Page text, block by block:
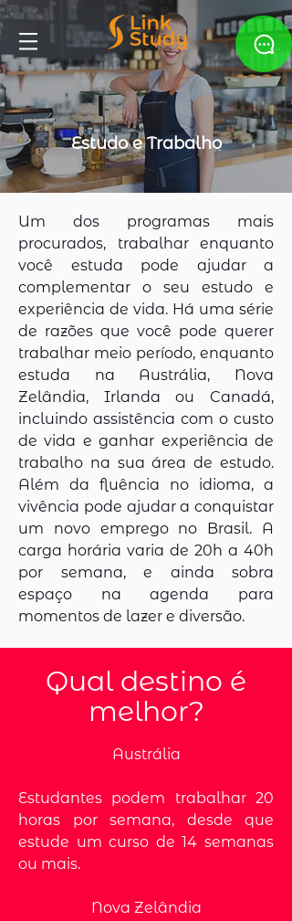
Estudo e Trabalho
Um dos programas mais
procurados, trabalhar enquanto
você estuda pode ajudar a
complementar o seu estudo e
experiência de vida. Há uma série
de razões que você pode querer
trabalhar meio período, enquanto
estuda na Austrália, Nova
Zelândia, Irlanda ou Canadá,
incluindo assistência com o custo
de vida e ganhar experiência de
trabalho na sua área de estudo.
Além da fluência no idioma, a
vivência pode ajudar a conquistar
um novo emprego no Brasil. A
carga horária varia de 20h a 40h
por semana, e ainda sobra
espaço na agenda para
momentos de lazer e diversão.
Qual destino é
melhor?
Austrália
Estudantes podem trabalhar 20
horas por semana, desde que
estude um curso de 14 semanas
ou mais.
Nova Zelândia